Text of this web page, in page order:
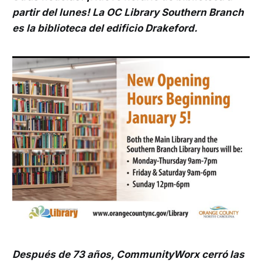
partir del lunes! La OC Library Southern Branch
es la biblioteca del edificio Drakeford.
Después de 73 años, CommunityWorx cerró las